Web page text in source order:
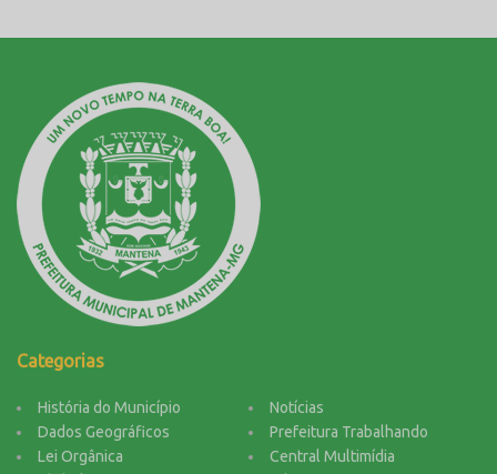
Categorias
História do Município
Dados Geográficos
Lei Orgânica
Notícias
Prefeitura Trabalhando
Central Multimídia